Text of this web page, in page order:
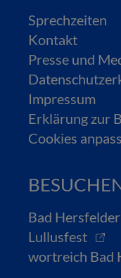
Sprechzeiten
Kontakt
Presse und
Impressum
Erklärung zur
Cookies
Bad
Lullusfest
wortreich Bad